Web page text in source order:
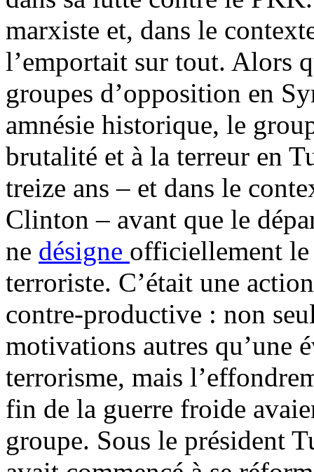
marxiste et, dans le
l’emportait sur tout. Alors
groupes d’opposition en
amnésie historique, le
brutalité et à la terreur en
treize ans – et dans le
Clinton – avant que le
ne désigne officiellement le
terroriste. C’était une
contre-productive : non
motivations autres qu’une
terrorisme, mais
fin de la guerre froide
groupe. Sous le président